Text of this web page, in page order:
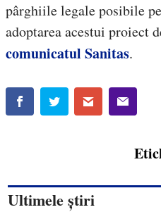
pârghiile legale posibile
adoptarea acestui proiect
comunicatul Sanitas.
Ultimele știri